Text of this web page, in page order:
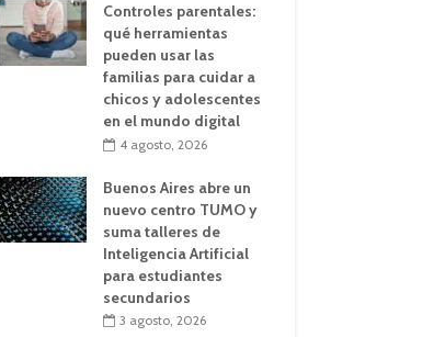
Controles parentales:
qué herramientas
pueden usar las
familias para cuidar a
chicos y adolescentes
en el mundo digital
4 agosto, 2026
Buenos Aires abre un
nuevo centro TUMO y
suma talleres de
Inteligencia Artificial
para estudiantes
secundarios
3 agosto, 2026